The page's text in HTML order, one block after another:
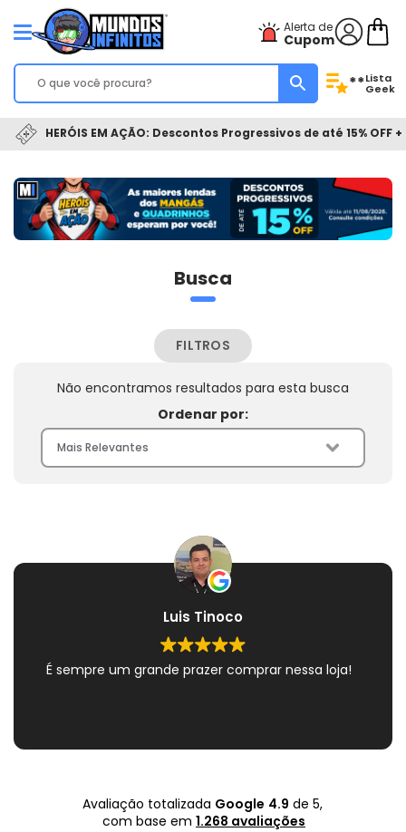
Alerta de
Cupom
**Lista
Geek
HERÓIS EM AÇÃO: Descontos Progressivos de até 15% OFF
Busca
FILTROS
Não encontramos resultados para esta busca
Ordenar por:
Luis Tinoco
É sempre um grande prazer comprar nessa loja!
Avaliação totalizada Google 4.9 de 5,
com base em 1.268 avaliações